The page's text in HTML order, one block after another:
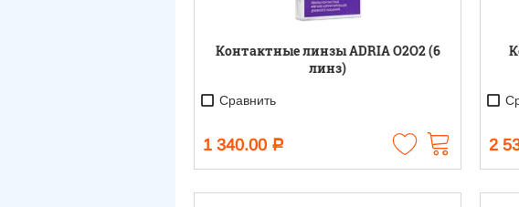
Контактные линзы ADRIA O2O2 (6
линз)
Сравнить
1 340.00 Р 2